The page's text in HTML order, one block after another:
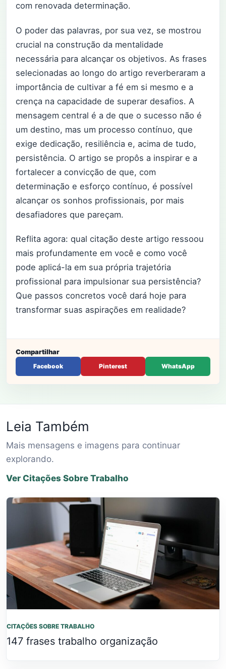
com renovada determinação.
O poder das palavras, por sua vez, se mostrou
crucial na construção da mentalidade
necessária para alcançar os objetivos. As frases
selecionadas ao longo do artigo reverberaram a
importância de cultivar a fé em si mesmo e a
crença na capacidade de superar desafios. A
mensagem central é a de que o sucesso não é
um destino, mas um processo contínuo, que
exige dedicação, resiliência e, acima de tudo,
persistência. O artigo se propôs a inspirar e a
fortalecer a convicção de que, com
determinação e esforço contínuo, é possível
alcançar os sonhos profissionais, por mais
desafiadores que pareçam.
Reflita agora: qual citação deste artigo ressoou
mais profundamente em você e como você
pode aplicá-la em sua própria trajetória
profissional para impulsionar sua persistência?
Que passos concretos você dará hoje para
transformar suas aspirações em realidade?
Compartilhar
Facebook Pinterest WhatsApp
Leia Também
Mais mensagens e imagens para continuar
explorando.
Ver Citações Sobre Trabalho
CITAÇÕES SOBRE TRABALHO
147 frases trabalho organização